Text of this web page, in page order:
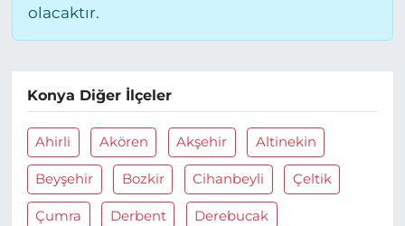
olacaktır.
Konya Diğer İlçeler
Ahirli Akören Akşehir Altinekin
Beyşehir Bozkir Cihanbeyli Çeltik
Çumra Derbent Derebucak